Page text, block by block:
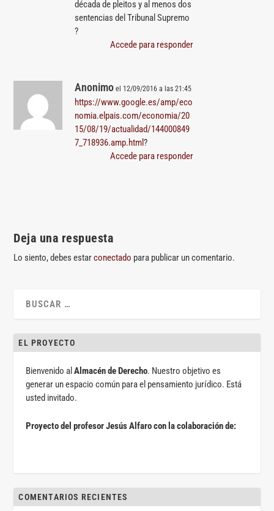
década de pleitos y al menos dos
sentencias del Tribunal Supremo
?
Accede para responder
Anonimo el 12/09/2016 a las 21:45
https://www.google.es/amp/eco
nomia.elpais.com/economia/20
15/08/19/actualidad/144000849
7_718936.amp.html?
Accede para responder
Deja una respuesta
Lo siento, debes estarconectado para publicar un comentario.
EL PROYECTO
Bienvenido alAlmacén de Derecho. Nuestro objetivo es
generar un espacio común para el pensamiento jurídico. Está
usted invitado.
Proyecto del profesor Jesús Alfaro con la colaboración de:
COMENTARIOS RECIENTES